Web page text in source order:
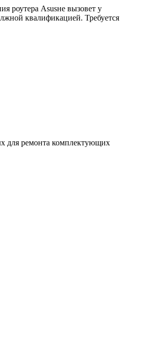
роутера Asusне вызовет у
квалификацией. Требуется
для ремонта комплектующих